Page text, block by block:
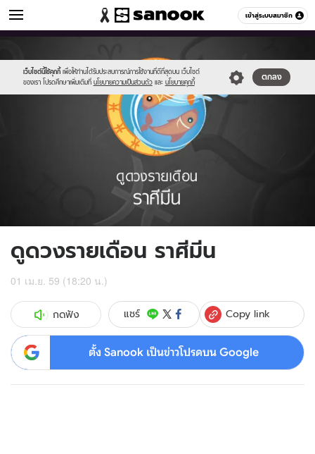
เข้าสู่ระบบสมาชิก
ดูดวง หมวดอื่นๆ
เว็บไซต์นี้ใช้คุกกี้ เพื่อให้ท่านได้รับประสบการณ์การใช้งานที่ดีที่สุดบน เว็บไซต์
ของเรา โปรดศึกษาเพิ่มเติมที่ นโยบายความเป็นส่วนตัว และ นโยบายคุกกี้
ตกลง
new-
sanook.png
ดูดวงรายเดือน ราศีมีน
01 เม.ย. 59 (18:20 น.)
กดฟัง แชร์ Copy link
ตั้ง Sanook เป็นข่าวโปรดบน Google